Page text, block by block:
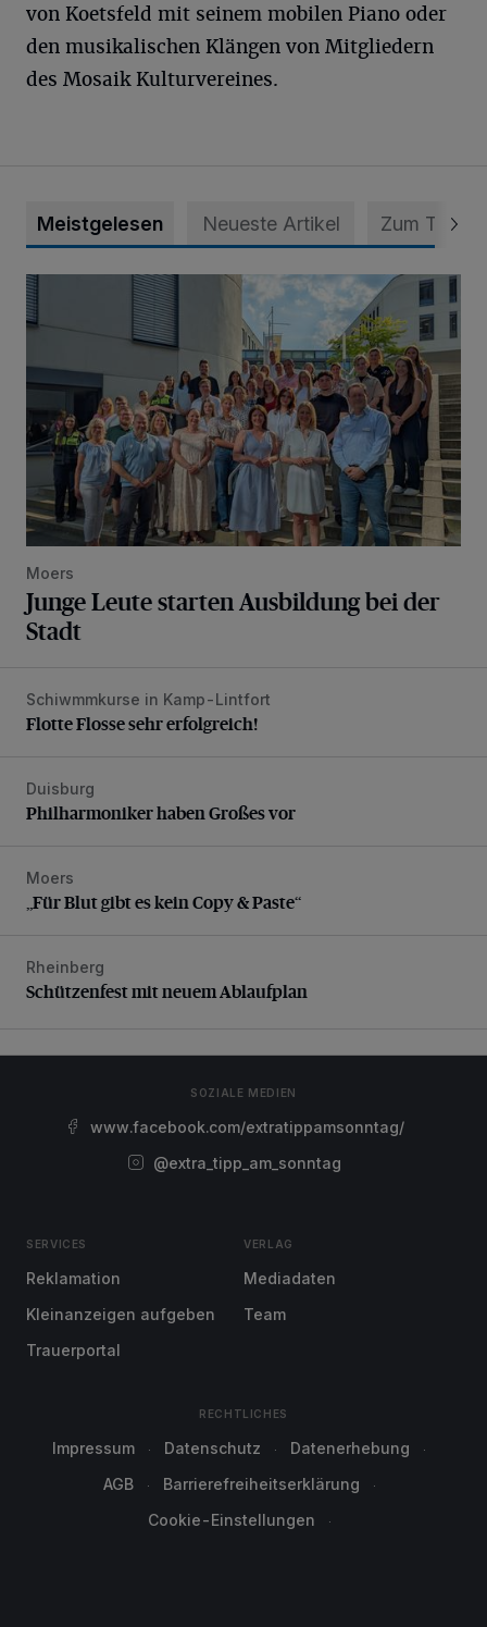
von Koetsfeld mit seinem mobilen Piano oder
den musikalischen Klängen von Mitgliedern
des Mosaik Kulturvereines.
Meistgelesen Neueste Artikel Zum Thema
Junge Leute starten Ausbildung bei der Stadt
Moers
Junge Leute starten Ausbildung bei der
Stadt
Flotte Flosse sehr erfolgreich!
Schiwmmkurse in Kamp-Lintfort
Flotte Flosse sehr erfolgreich!
Philharmoniker haben Großes vor
Duisburg
Philharmoniker haben Großes vor
„Für Blut gibt es kein Copy & Paste“
Moers
„Für Blut gibt es kein Copy & Paste“
Schützenfest mit neuem Ablaufplan
Rheinberg
Schützenfest mit neuem Ablaufplan
SOZIALE MEDIEN
www.facebook.com/extratippamsonntag/
@extra_tipp_am_sonntag
SERVICES
Reklamation
Kleinanzeigen aufgeben
Trauerportal
VERLAG
Mediadaten
Team
RECHTLICHES
Impressum Datenschutz
Datenerhebung
AGB
Barrierefreiheitserklärung
Cookie-Einstellungen